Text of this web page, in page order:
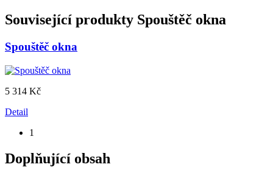
Související produkty Spouštěč okna
Spouštěč okna
5 314 Kč
Detail
1
Doplňující obsah